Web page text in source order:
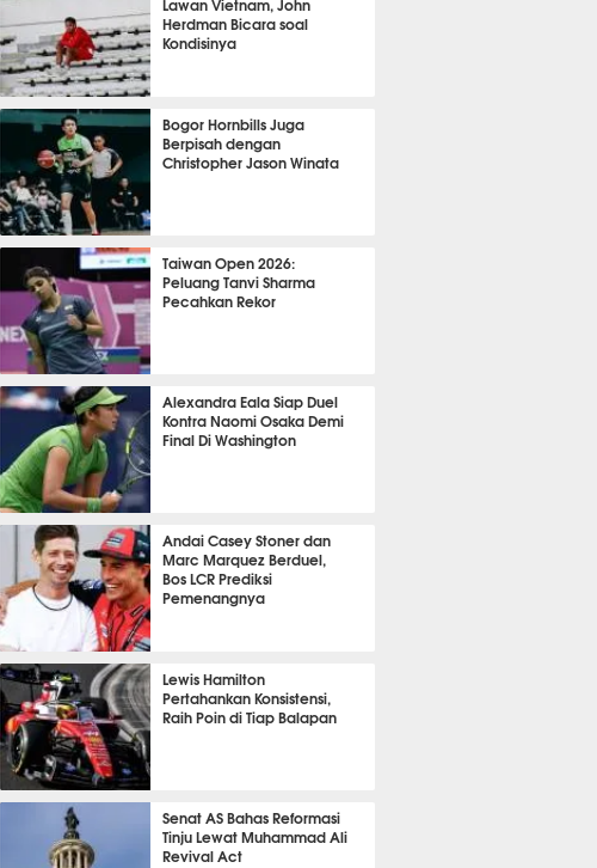
Herdman Bicara soal
Kondisinya
SEPAK BOLA
Bogor Hornbills Juga
Berpisah dengan
Christopher Jason Winata
BASKET
Taiwan Open 2026:
Peluang Tanvi Sharma
Pecahkan Rekor
BADMINTON
Alexandra Eala Siap Duel
Kontra Naomi Osaka Demi
Final Di Washington
TENIS
Andai Casey Stoner dan
Marc Marquez Berduel,
Bos LCR Prediksi
Pemenangnya
MOTOGP
Lewis Hamilton
Pertahankan Konsistensi,
Raih Poin di Tiap Balapan
F1
Senat AS Bahas Reformasi
Tinju Lewat Muhammad Ali
Revival Act